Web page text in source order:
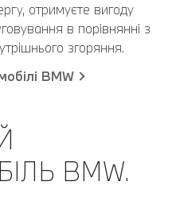
отримуєте вигоду
в порівнянні з
згоряння.
BMW
BMW.